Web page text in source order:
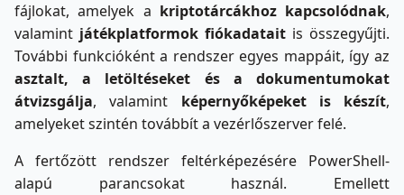
fájlokat, amelyek a kriptotárcákhoz kapcsolódnak,
valamint játékplatformok fiókadatait is összegyűjti.
További funkcióként a rendszer egyes mappáit, így az
asztalt, a letöltéseket és a dokumentumokat
átvizsgálja, valamint képernyőképeket is készít,
amelyeket szintén továbbít a vezérlőszerver felé.
A fertőzött rendszer feltérképezésére PowerShell-
alapú parancsokat használ. Emellett